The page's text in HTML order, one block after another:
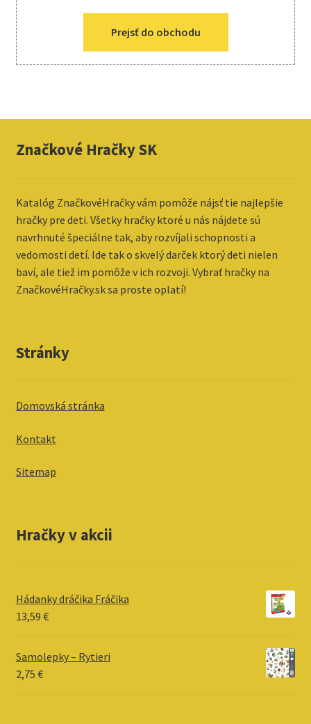
Prejsť do obchodu
Značkové Hračky SK
Katalóg ZnačkovéHračky vám pomôže nájsť tie najlepšie
hračky pre deti. Všetky hračky ktoré u nás nájdete sú
navrhnuté špeciálne tak, aby rozvíjali schopnosti a
vedomosti detí. Ide tak o skvelý darček ktorý deti nielen
baví, ale tiež im pomôže v ich rozvoji. Vybrať hračky na
ZnačkovéHračky.sk sa proste oplatí!
Stránky
Domovská stránka
Kontakt
Sitemap
Hračky v akcii
Hádanky dráčika Fráčika
13,59 €
Samolepky – Rytieri
2,75 €